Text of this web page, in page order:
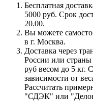
Бесплатная
5000 руб. Срок
20.00.
Вы можете
в г. Москва.
Доставка через
России или страны
руб весом до 5 кг.
зависимости от
Рассчитать
"СДЭК" или